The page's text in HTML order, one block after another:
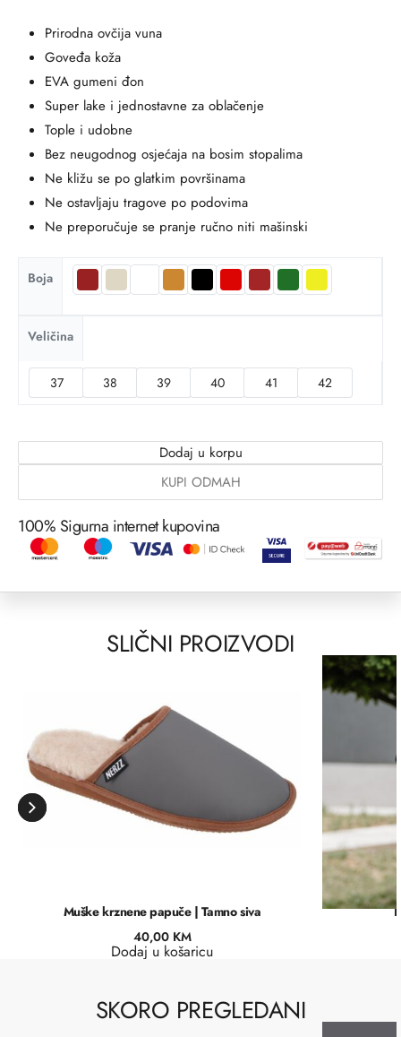
Prirodna ovčija vuna
Goveđa koža
EVA gumeni đon
Super lake i jednostavne za oblačenje
Tople i udobne
Bez neugodnog osjećaja na bosim stopalima
Ne kližu se po glatkim površinama
Ne ostavljaju tragove po podovima
Ne preporučuje se pranje ručno niti mašinski
Boja
Veličina
37 38 39 40 41 42
Dodaj u korpu
KUPI ODMAH
100% Sigurna internet kupovina
SLIČNI PROIZVODI
Muške krznene papuče | Tamno siva
40,00 KM
Dodaj u košaricu
SKORO PREGLEDANI